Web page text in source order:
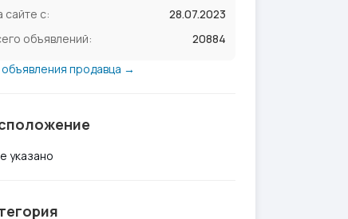
сайте с:
28.07.2023
объявлений:
20884
продавца →
указано